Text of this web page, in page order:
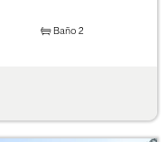
Baño 2